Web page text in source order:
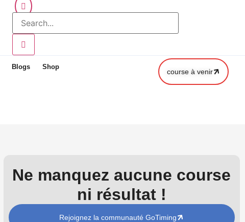
Blogs Shop
course à venir
Ne manquez aucune course
ni résultat !
Rejoignez la communauté GoTiming